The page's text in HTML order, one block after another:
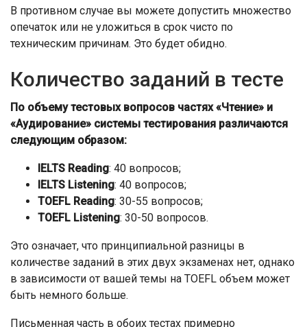
В противном случае вы можете допустить множество
опечаток или не уложиться в срок чисто по
техническим причинам. Это будет обидно.
Количество заданий в тесте
По объему тестовых вопросов частях «Чтение» и
«Аудирование» системы тестирования различаются
следующим образом:
IELTS Reading: 40 вопросов;
IELTS Listening: 40 вопросов;
TOEFL Reading: 30-55 вопросов;
TOEFL Listening: 30-50 вопросов.
Это означает, что принципиальной разницы в
количестве заданий в этих двух экзаменах нет, однако
в зависимости от вашей темы на TOEFL объем может
быть немного больше.
Письменная часть в обоих тестах примерно